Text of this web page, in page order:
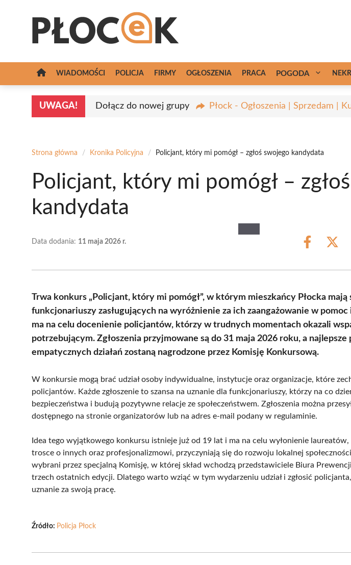
WIADOMOŚCI POLICJA FIRMY OGŁOSZENIA PRACA POGODA
UWAGA! Dołącz do nowej grupy Płock - Ogłoszenia | Sprzedam |
Strona główna / Kronika Policyjna / Policjant, który mi pomógł – zgłoś swojego kandydata
Policjant, który mi pomógł –
kandydata
Data dodania: 11 maja 2026 r.
Share
Trwa konkurs „Policjant, który mi pomógł”, w którym mieszkańcy Płocka mają
funkcjonariuszy zasługujących na wyróżnienie za ich zaangażowanie w
ma na celu docenienie policjantów, którzy w trudnych momentach okazali
potrzebującym. Zgłoszenia przyjmowane są do 31 maja 2026 roku, a najlepsze
empatycznych działań zostaną nagrodzone przez Komisję Konkursową.
W konkursie mogą brać udział osoby indywidualne, instytucje oraz organizacje, które
policjantów. Każde zgłoszenie to szansa na uznanie dla funkcjonariuszy, którzy na co
bezpieczeństwa i budują pozytywne relacje ze społeczeństwem. Zgłoszenia można
dostępnego na stronie organizatorów lub na adres e-mail podany w regulaminie.
Idea tego wyjątkowego konkursu istnieje już od 19 lat i ma na celu wyłonienie
trosce o innych oraz profesjonalizmowi, przyczyniają się do rozwoju lokalnej
wybrani przez specjalną Komisję, w której skład wchodzą przedstawiciele Biura
trzech ostatnich edycji. Dlatego warto wziąć w tym wydarzeniu udział i zgłosić
uznanie za swoją pracę.
Źródło: Policja Płock